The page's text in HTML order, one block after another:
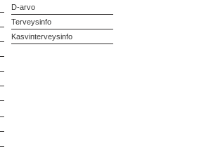
D-arvo
Terveysinfo
Kasvinterveysinfo